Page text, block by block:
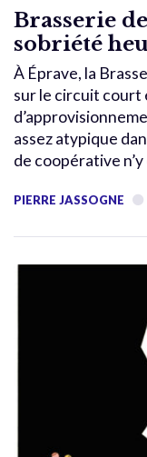
Brasserie
sobriété
À Éprave, la
sur le circuit court
assez atypique
de coopérative
PIERRE JASSOGNE